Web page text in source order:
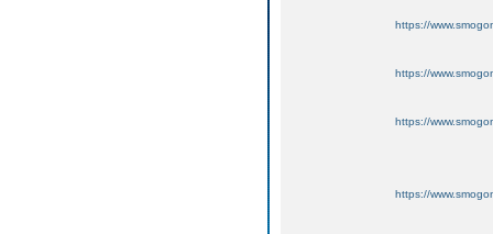
https://
https://
https://
https://